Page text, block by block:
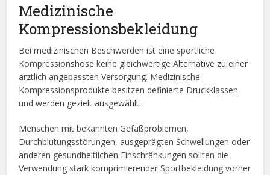
Medizinische
Kompressionsbekleidung
Bei medizinischen Beschwerden ist eine sportliche
Kompressionshose keine gleichwertige Alternative zu einer
ärztlich angepassten Versorgung. Medizinische
Kompressionsprodukte besitzen definierte Druckklassen
und werden gezielt ausgewählt.
Menschen mit bekannten Gefäßproblemen,
Durchblutungsstörungen, ausgeprägten Schwellungen oder
anderen gesundheitlichen Einschränkungen sollten die
Verwendung stark komprimierender Sportbekleidung vorher